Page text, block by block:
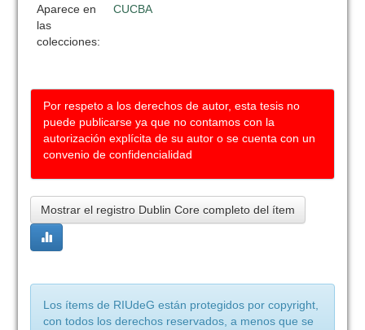
Aparece en
las
colecciones:
CUCBA
Por respeto a los derechos de autor, esta tesis no
puede publicarse ya que no contamos con la
autorización explícita de su autor o se cuenta con un
convenio de confidencialidad
Mostrar el registro Dublin Core completo del ítem
Los ítems de RIUdeG están protegidos por copyright,
con todos los derechos reservados, a menos que se